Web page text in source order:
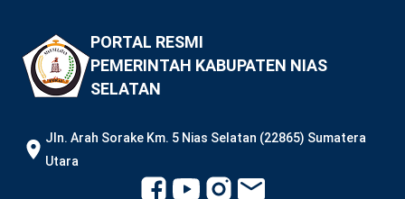
PORTAL RESMI
PEMERINTAH KABUPATEN NIAS
SELATAN
JIn. Arah Sorake Km. 5 Nias Selatan (22865) Sumatera
Utara